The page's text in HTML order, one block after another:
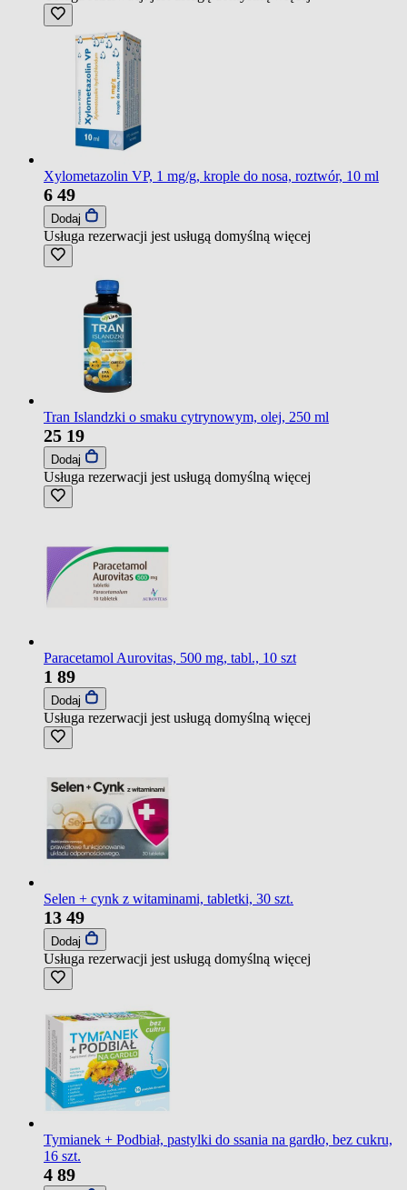
Xylometazolin VP, 1 mg/g, krople do nosa, roztwór, 10 ml
6 49
Dodaj
Usługa rezerwacji jest usługą domyślną więcej
Tran Islandzki o smaku cytrynowym, olej, 250 ml
25 19
Dodaj
Usługa rezerwacji jest usługą domyślną więcej
Paracetamol Aurovitas, 500 mg, tabl., 10 szt
1 89
Dodaj
Usługa rezerwacji jest usługą domyślną więcej
Selen + cynk z witaminami, tabletki, 30 szt.
13 49
Dodaj
Usługa rezerwacji jest usługą domyślną więcej
Tymianek + Podbiał, pastylki do ssania na gardło, bez cukru,
16 szt.
4 89